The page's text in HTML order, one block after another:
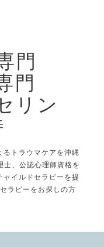
門
門
リン
るトラウマケアを沖縄
、公認心理師資格を
イルドセラピーを提
ラピーをお探しの方